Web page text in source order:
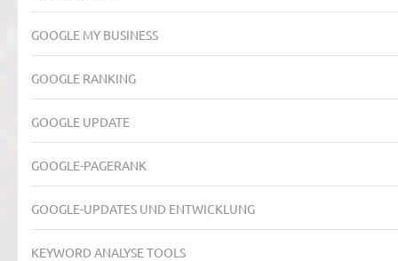
GOOGLE MY BUSINESS
GOOGLE RANKING
GOOGLE UPDATE
GOOGLE-PAGERANK
GOOGLE-UPDATES UND ENTWICKLUNG
KEYWORD ANALYSE TOOLS